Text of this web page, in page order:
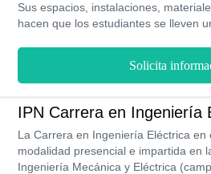
estudio es presencial.
Sus espacios, instalaciones,
hacen que los estudiantes se lleven
costos que se manejan, ya que una
rebasará los $20,000 MXN. El Plan
eminencias académicas
mejor universidad pública de México
y de una modalidad escolarizada.
Solicita
IPN Carrera en Ingeniería
La Carrera en Ingeniería Eléctrica en
modalidad presencial e impartida en
Ingeniería Mecánica y Eléctrica